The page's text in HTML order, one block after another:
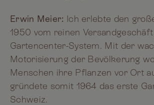
Erwin Meier: Ich erlebte den
1950 vom reinen
Gartencenter-System. Mit der
Motorisierung der Bevölkerung
Menschen ihre Pflanzen vor Ort
gründete somit 1964 das erste
Schweiz.